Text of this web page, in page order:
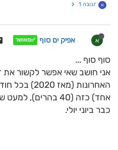
א תגובה 1
א אפיק ים סוף ✅מאושר
סוף סוף ...
אני חושב שאי אפשר לקשור את
האחרונות
כבר ביוני יולי.